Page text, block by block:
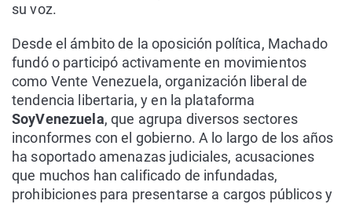
su voz.
Desde el ámbito de la oposición política, Machado
fundó o participó activamente en movimientos
como Vente Venezuela, organización liberal de
tendencia libertaria, y en la plataforma
SoyVenezuela, que agrupa diversos sectores
inconformes con el gobierno. A lo largo de los años
ha soportado amenazas judiciales, acusaciones
que muchos han calificado de infundadas,
prohibiciones para presentarse a cargos públicos y